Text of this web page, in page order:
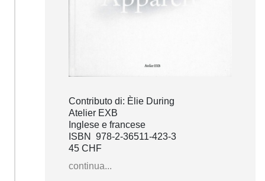
Contributo di: Èlie During
Atelier EXB
Inglese e francese
ISBN 978-2-36511-423-3
45 CHF
continua...